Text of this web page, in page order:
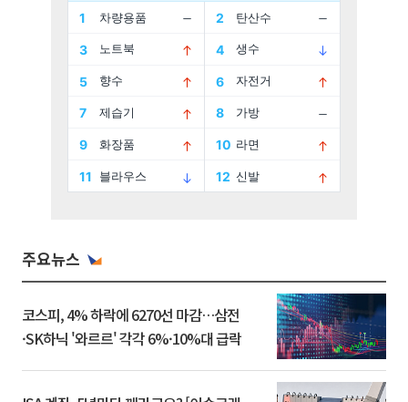
주요뉴스
코스피, 4% 하락에 6270선 마감…삼전
·SK하닉 '와르르' 각각 6%·10%대 급락